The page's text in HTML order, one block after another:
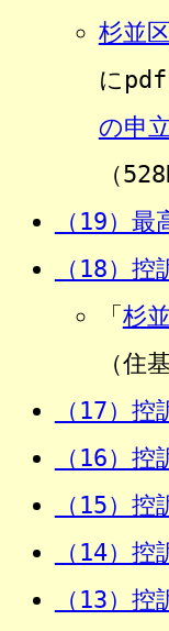
杉並区
にpdf
の申
（
（19）
（18）
「 杉
（住
（17）
（16）
（15）
（14）
（13）